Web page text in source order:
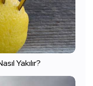
Yakılır?